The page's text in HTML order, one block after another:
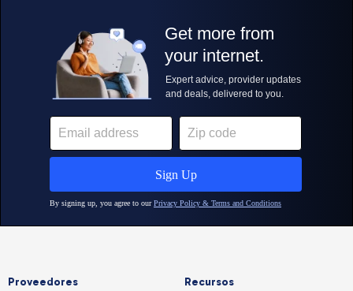
Proveedores Recursos